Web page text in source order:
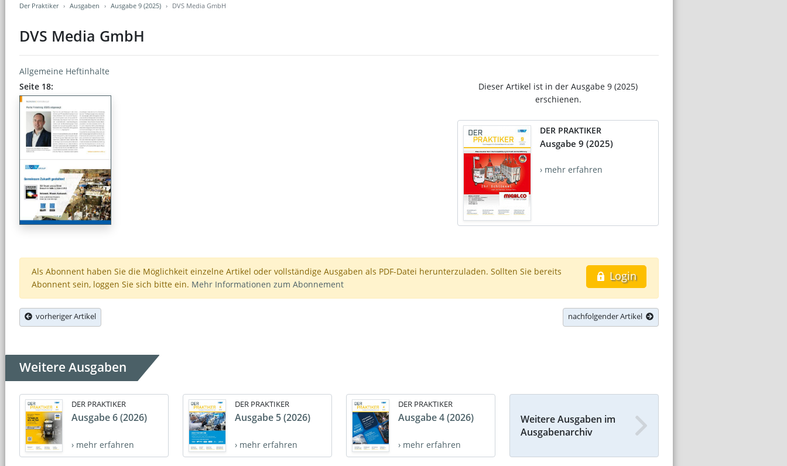
Der Praktiker Ausgaben Ausgabe 9 (2025) DVS Media GmbH
DVS Media GmbH
Allgemeine Heftinhalte
Seite 18:
Dieser Artikel ist in der Ausgabe 9 (2025)
erschienen.
DER PRAKTIKER
Ausgabe 9 (2025)
› mehr erfahren
Login
Als Abonnent haben Sie die Möglichkeit einzelne Artikel oder vollständige Ausgaben als PDF-Datei herunterzuladen. Sollten Sie bereits
Abonnent sein, loggen Sie sich bitte ein. Mehr Informationen zum Abonnement
vorheriger Artikel nachfolgender Artikel
Weitere Ausgaben
DER PRAKTIKER
Ausgabe 6 (2026)
› mehr erfahren
DER PRAKTIKER
Ausgabe 5 (2026)
› mehr erfahren
DER PRAKTIKER
Ausgabe 4 (2026)
› mehr erfahren
Weitere Ausgaben im
Ausgabenarchiv